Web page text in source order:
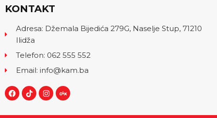
KONTAKT
Adresa: Džemala Bijedića 279G, Naselje Stup, 71210
Ilidža
Telefon: 062 555 552
Email: info@kam.ba